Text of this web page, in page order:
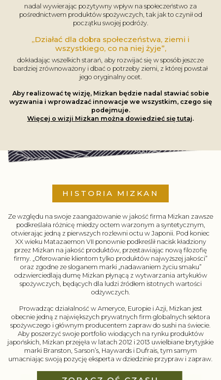
nadal wywierając pozytywny wpływ na społeczeństwo za
pośrednictwem produktów spożywczych, tak jak to czynił od
początku swojej podróży.
„Działać dla dobra społeczeństwa, ziemi i
wszystkiego, co na niej żyje”,
dokładając wszelkich starań, aby rozwijać się w sposób jeszcze
bardziej zrównoważony i dbać o potrzeby ziemi, z której powstał
jego oryginalny ocet.
Aby realizować tę wizję, Mizkan będzie nadal stawiać sobie
wyzwania i wprowadzać innowacje we wszystkim, czego się
podejmuje.
Więcej o wizji Mizkan można dowiedzieć się tutaj.
HISTORIA MIZKAN
Ze względu na swoje zaangażowanie w jakość firma Mizkan zawsze
podkreślała różnicę miedzy octem warzonym a syntetycznym,
otwierając jedną z pierwszych rozlewni octu w Japonii. Pod koniec
XX wieku Matazaemon VII ponownie podkreślił nacisk kładziony
przez Mizkan na jakość produktów, przestawiając nową filozofię
firmy. „Oferowanie klientom tylko produktów najwyższej jakości”
oraz zgodne ze sloganem marki „nadawaniem życiu smaku”
odzwierciedlają dumę Mizkan płynącą z wytwarzania artykułów
spożywczych, będących dla ludzi źródłem istotnych wartości
odżywczych.
Prowadząc działalność w Ameryce, Europie i Azji, Mizkan jest
obecnie jedną z największych prywatnych firm globalnych sektora
spożywczego i głównym producentem zapraw do sushi na świecie.
Aby poszerzyć swoje portfolio wiodących na rynku produktów
japońskich, Mizkan przejęła w latach 2012 i 2013 uwielbiane brytyjskie
marki Branston, Sarson’s, Haywards i Dufrais, tym samym
umacniając swoją pozycję eksperta w dziedzinie przypraw i zapraw.